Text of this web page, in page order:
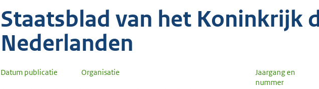
Staatsblad van het Koninkrijk
Nederlanden
Datum publicatie Organisatie
Jaargang en
nummer